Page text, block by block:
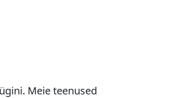
Meie teenused